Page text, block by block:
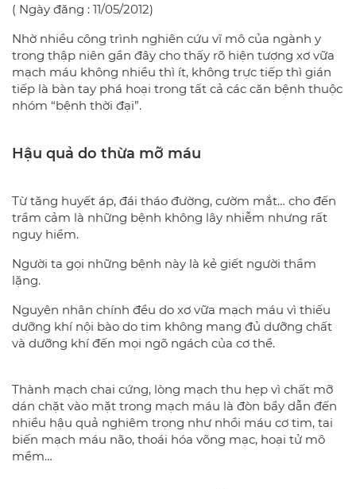
( Ngày đăng : 11/05/2012)
Nhờ nhiều công trình nghiên cứu vĩ mô của ngành y
trong thập niên gần đây cho thấy rõ hiện tượng xơ vữa
mạch máu không nhiều thì ít, không trực tiếp thì gián
tiếp là bàn tay phá hoại trong tất cả các căn bệnh thuộc
nhóm “bệnh thời đại”.
Hậu quả do thừa mỡ máu
Từ tăng huyết áp, đái tháo đường, cườm mắt… cho đến
trầm cảm là những bệnh không lây nhiễm nhưng rất
nguy hiểm.
Người ta gọi những bệnh này là kẻ giết người thầm
lặng.
Nguyên nhân chính đều do xơ vữa mạch máu vì thiếu
dưỡng khí nội bào do tim không mang đủ dưỡng chất
và dưỡng khí đến mọi ngõ ngách của cơ thể.
Thành mạch chai cứng, lòng mạch thu hẹp vì chất mỡ
dán chặt vào mặt trong mạch máu là đòn bẩy dẫn đến
nhiều hậu quả nghiêm trọng như nhồi máu cơ tim, tai
biến mạch máu não, thoái hóa võng mạc, hoại tử mô
mềm…